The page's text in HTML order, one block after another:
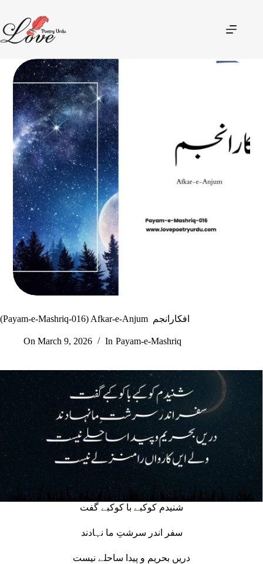
(Payam-e-Mashriq-016) Afkar-e-Anjum افکارانجم
On March 9, 2026 In Payam-e-Mashriq
شنیدم کوکبے با کوکبے گفت
سفر اندر سرشتِ ما نہادند
دریں بحریم و پیدا ساحلے نیست